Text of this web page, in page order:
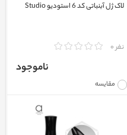
لاک ژل آبنباتی کد 6 استودیو Studio
نفر 0
مقایسه
ناموجود